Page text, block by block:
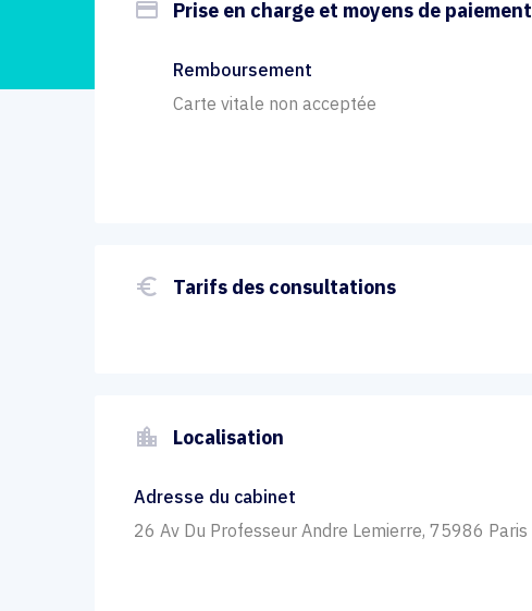
payment Prise en charge et moyens de paiement
Remboursement
Carte vitale non acceptée
euro_symbol Tarifs des consultations
location_city Localisation
Adresse du cabinet
26 Av Du Professeur Andre Lemierre, 75986 Paris